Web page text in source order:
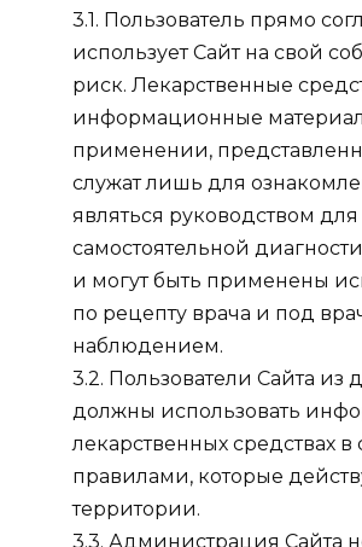
3.1. Пользователь прямо
использует Сайт на свой
риск. Лекарственные
информационные
применении,
служат лишь для
являться руководством для
самостоятельной
и могут быть применены
по рецепту врача и под
наблюдением.
3.2. Пользователи Сайта из
должны использовать
лекарственных средствах в
правилами, которые
территории.
3.3. Администрация Сайта